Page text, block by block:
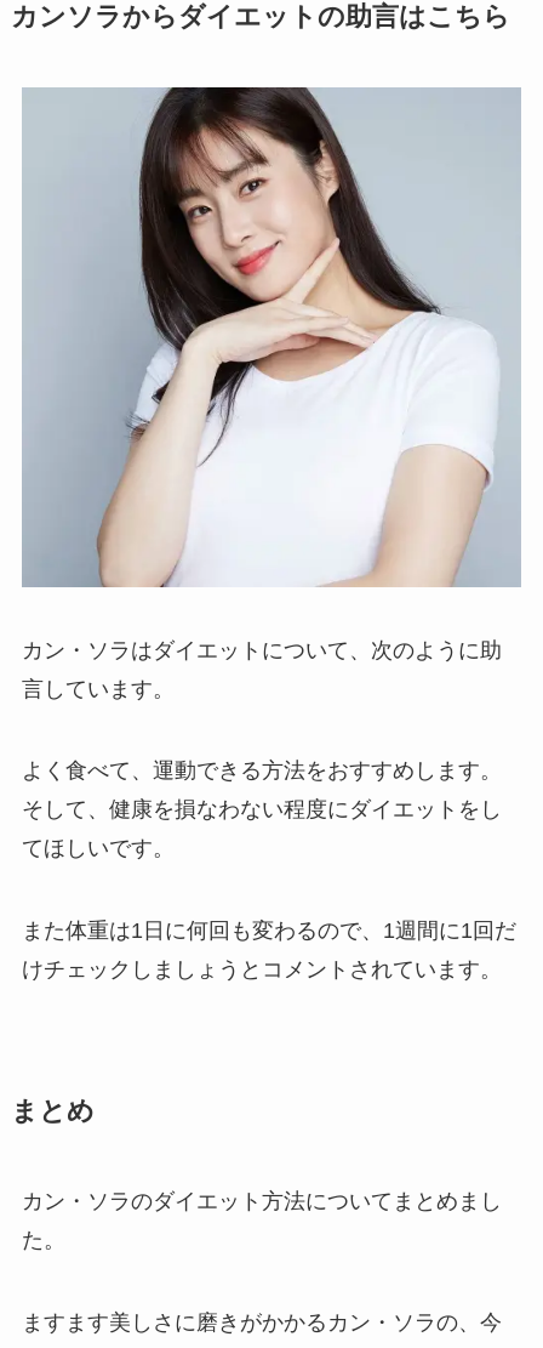
カンソラからダイエットの助言はこちら
カン・ソラはダイエットについて、次のように助
言しています。
よく食べて、運動できる方法をおすすめします。
そして、健康を損なわない程度にダイエットをし
てほしいです。
また体重は1日に何回も変わるので、1週間に1回だ
けチェックしましょうとコメントされています。
まとめ
カン・ソラのダイエット方法についてまとめまし
た。
ますます美しさに磨きがかかるカン・ソラの、今